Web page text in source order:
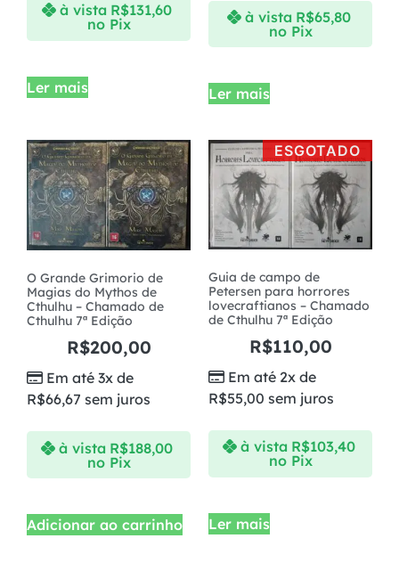
à vista R$131,60
no Pix
Ler mais
à vista R$65,80
no Pix
Ler mais
O Grande Grimorio de
Magias do Mythos de
Cthulhu – Chamado de
Cthulhu 7ª Edição
R$200,00
Em até 3x de
R$66,67 sem juros
à vista R$188,00
no Pix
Adicionar ao carrinho
ESGOTADO
Guia de campo de
Petersen para horrores
lovecraftianos – Chamado
de Cthulhu 7ª Edição
R$110,00
Em até 2x de
R$55,00 sem juros
à vista R$103,40
no Pix
Ler mais